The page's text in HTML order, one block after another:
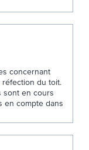
concernant
réfection du toit.
sont en cours
en compte dans